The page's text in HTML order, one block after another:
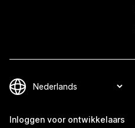
Inloggen voor ontwikkelaars